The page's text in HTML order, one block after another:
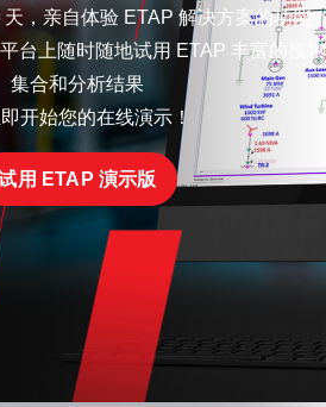
，亲自体验 ETAP 解决方案的功能
台上随时随地试用 ETAP 丰富的模块
集合和分析结果
开始您的在线演示！
用 ETAP 演示版